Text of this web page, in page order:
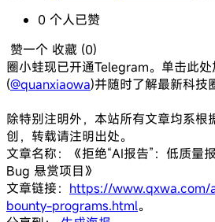
0 个人已赞
赞一个 收藏 (0)
圈小蛙现已开通Telegram。单击此
(@quanxiaowa)并随时了解最新科技
除特别注明外，本站所有文章均系根
创，转载请注明出处。
文章名称：《拒绝“AI报告”：低质量
Bug 悬赏项目》
文章链接： https://
bounty-programs.html。